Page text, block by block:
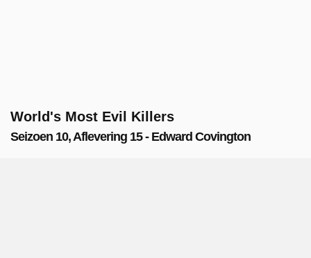
World's Most Evil Killers
Seizoen 10, Aflevering 15 - Edward Covington